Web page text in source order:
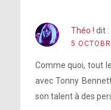
Théo ! dit :
5
Comme quoi, tout
avec Tonny
son talent à des